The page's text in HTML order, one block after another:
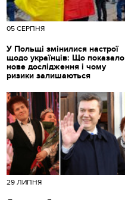
05 СЕРПНЯ
У Польщі змінилися настрої
щодо українців: Що показало
нове дослідження і чому
ризики залишаються
29 ЛИПНЯ